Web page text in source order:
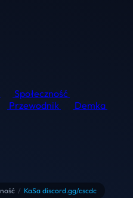
Społeczność
Przewodnik
Demka
/ KaSa discord.gg/cscdc